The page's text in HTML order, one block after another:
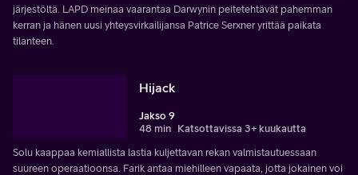
järjestöltä. LAPD meinaa vaarantaa Darwynin peitetehtävät pahemman
kerran ja hänen uusi yhteysvirkailijansa Patrice Serxner yrittää paikata
tilanteen.
Hijack
Jakso 9
48 min Katsottavissa 3+ kuukautta
Solu kaappaa kemiallista lastia kuljettavan rekan valmistautuessaan
suureen operaatioonsa. Farik antaa miehilleen vapaata, jotta jokainen voi